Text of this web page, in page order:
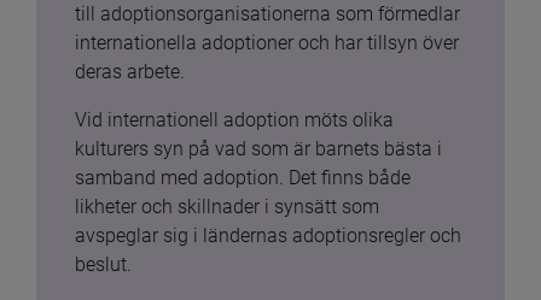
till adoptionsorganisationerna som förmedlar
internationella adoptioner och har tillsyn över
deras arbete.
Vid internationell adoption möts olika
kulturers syn på vad som är barnets bästa i
samband med adoption. Det finns både
likheter och skillnader i synsätt som
avspeglar sig i ländernas adoptionsregler och
beslut.